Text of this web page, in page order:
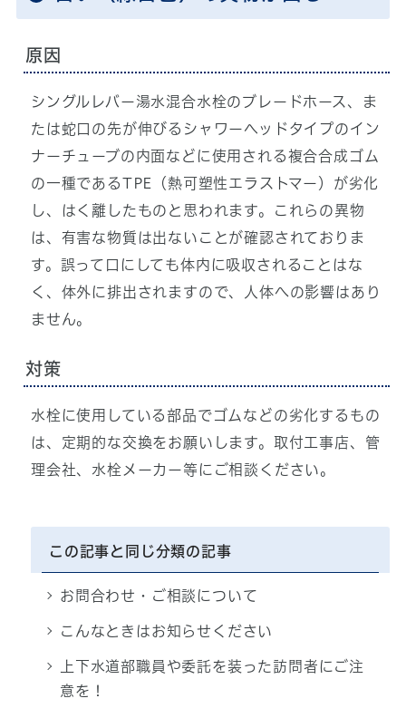
原因
シングルレバー湯水混合水栓のブレードホース、ま
たは蛇口の先が伸びるシャワーヘッドタイプのイン
ナーチューブの内面などに使用される複合合成ゴム
の一種であるTPE（熱可塑性エラストマー）が劣化
し、はく離したものと思われます。これらの異物
は、有害な物質は出ないことが確認されておりま
す。誤って口にしても体内に吸収されることはな
く、体外に排出されますので、人体への影響はあり
ません。
対策
水栓に使用している部品でゴムなどの劣化するもの
は、定期的な交換をお願いします。取付工事店、管
理会社、水栓メーカー等にご相談ください。
この記事と同じ分類の記事
お問合わせ・ご相談について
こんなときはお知らせください
上下水道部職員や委託を装った訪問者にご注
意を！